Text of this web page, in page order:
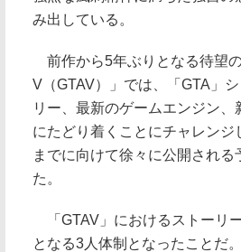
み出している。
前作から5年ぶりとなる待望
V（GTAV）」では、「GTA」
リー、最新のゲームエンジン
にたどり着くことにチャレン
までに向けて徐々に公開され
た。
「GTAV」におけるストーリ
となる3人体制となったことだ